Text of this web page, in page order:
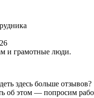
и грамотные люди.
здесь больше отзывов?
об этом — попросим